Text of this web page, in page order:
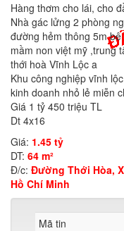
Hàng thơm cho lái, cho
Nhà gác lửng 2 phòng
đường hẻm thông 5m
mầm non việt mỹ ,trung
thới hoà Vĩnh Lộc a
Khu công nghiệp vĩnh
kinh doanh nhỏ lẻ miễn
Giá 1 tỷ 450 triệu TL
Dt 4x16
Giá: 1.45 tỷ
DT: 64 m²
Đ/c: Đường Thới Hòa,
Hồ Chí Minh
Mã tin